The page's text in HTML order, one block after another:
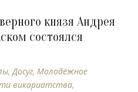
князя Андрея
состоялся
,Досуг,Молодёжное
викариатства,